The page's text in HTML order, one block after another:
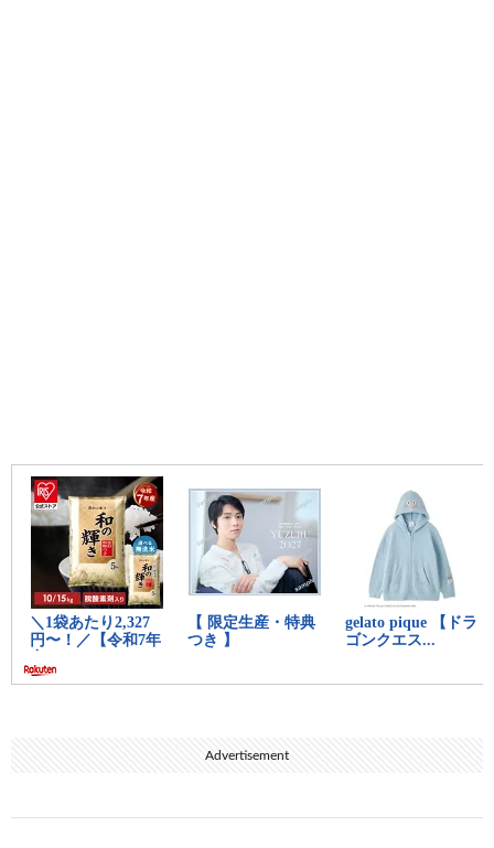
Advertisement